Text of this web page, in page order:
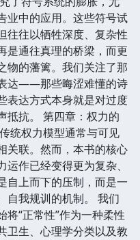
业中的应用。这些符号试
往往以牺牲深度、复杂性
是通往真理的桥梁，而更
物的藩篱。我们关注了那
达——那些晦涩难懂的诗
达方式本身就是对过度
抵抗。 第四章：权力的
统权力模型通常与可见
关联。然而，本书的核心
作已经变得更为复杂、
自上而下的压制，而是一
自我规训的机制。 我们
“正常性”作为一种柔性
卫生、心理学分类以及教